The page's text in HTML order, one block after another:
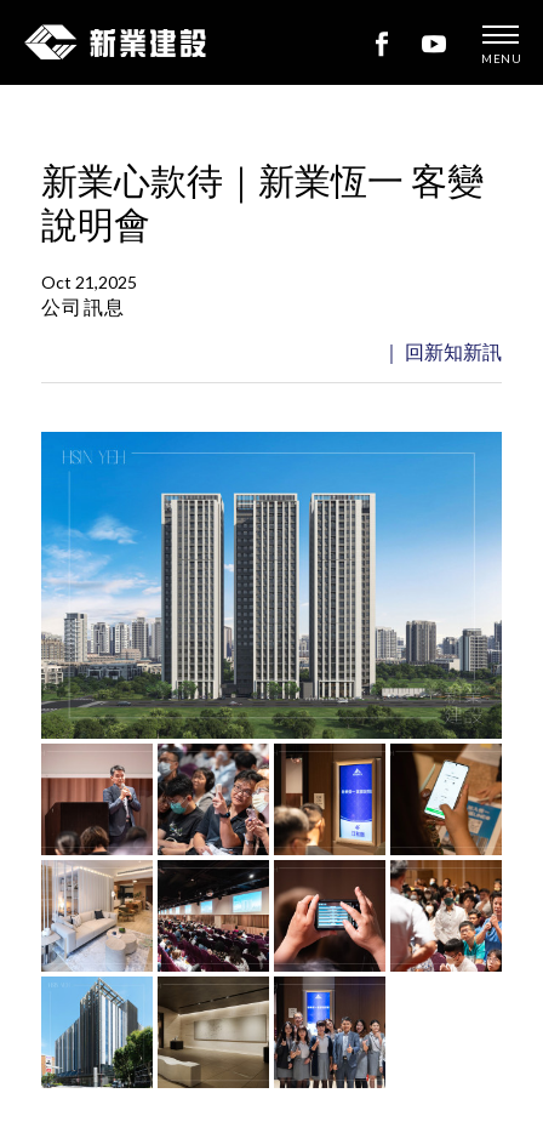
新
建
設
MENU
新業心款待｜新業恆一 客變
說明會
Oct 21,2025
公司訊息
｜ 回新知新訊